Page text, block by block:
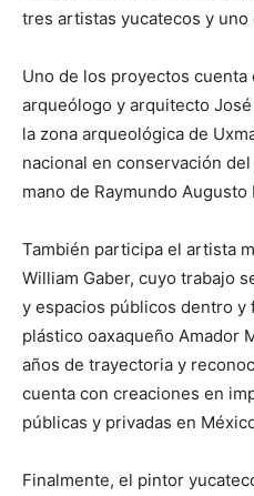
tres artistas yucatecos y uno
Uno de los proyectos
arqueólogo y arquitecto
la zona arqueológica de
nacional en conservación
mano de Raymundo
También participa el artista
William Gaber, cuyo trabajo
y espacios públicos dentro y
plástico oaxaqueño Amador
años de trayectoria y
cuenta con creaciones en
públicas y privadas en
Finalmente, el pintor